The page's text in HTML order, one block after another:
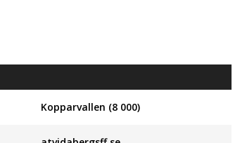
Kopparvallen (8 000)